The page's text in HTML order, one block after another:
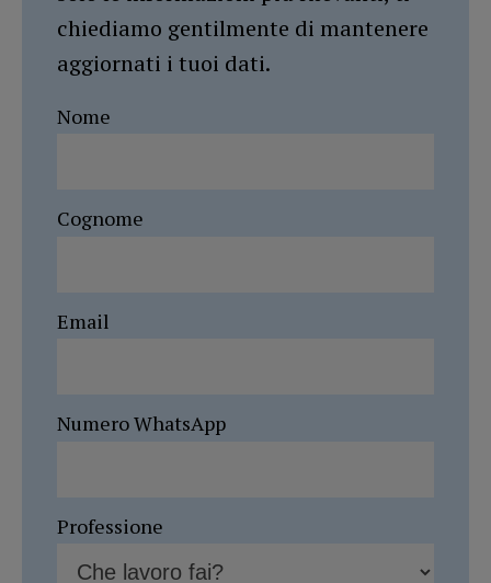
chiediamo gentilmente di mantenere
aggiornati i tuoi dati.
Nome
Cognome
Email
Numero WhatsApp
Professione